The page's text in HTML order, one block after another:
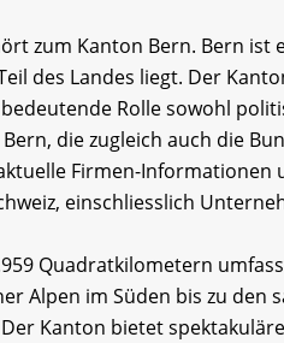
zum Kanton Bern. Bern
des Landes liegt. Der
Rolle sowohl
die zugleich auch die
Firmen-Informationen
einschliesslich
Quadratkilometern
Alpen im Süden bis zu
Kanton bietet